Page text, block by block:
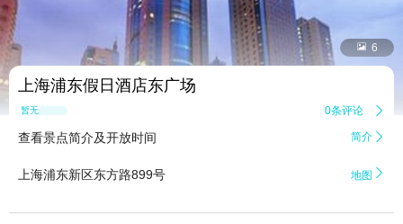
 6
上海浦东假日酒店东广场
暂无点评 0条评论 
查看景点简介及开放时间 简介 
上海浦东新区东方路899号 地图 